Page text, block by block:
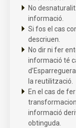
No
informació.
Si fos el cas
descriuen.
No dir ni fer
informació té
la reutilització.
En el cas de
informació
obtinguda.